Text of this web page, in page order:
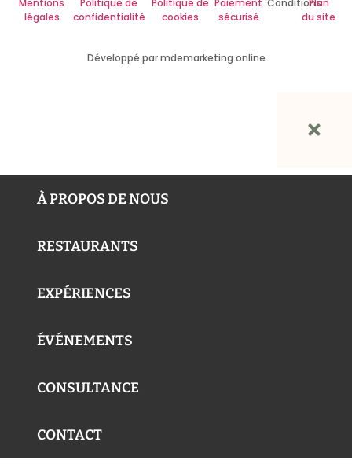
légales
confidentialité
cookies
sécurisé
du site
Développé par mdemarketing.online
À PROPOS DE NOUS
RESTAURANTS
EXPÉRIENCES
ÉVÉNEMENTS
CONSULTANCE
CONTACT